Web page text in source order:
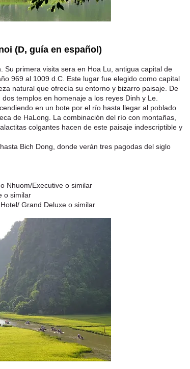
(D, guía en español)
Su primera visita sera en Hoa Lu, antigua capital de
969 al 1009 d.C. Este lugar fue elegido como capital
natural que ofrecía su entorno y bizarro paisaje. De
templos en homenaje a los reyes Dinh y Le.
en un bote por el río hasta llegar al poblado
de HaLong. La combinación del río con montañas,
colgantes hacen de este paisaje indescriptible y
Bich Dong, donde verán tres pagodas del siglo
Nhuom/Executive o similar
o similar
Grand Deluxe o similar